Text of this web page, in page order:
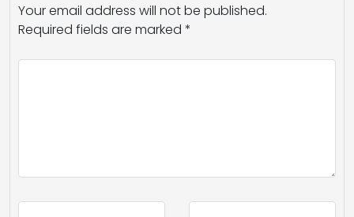
Your email address will not be published.
Required fields are marked *